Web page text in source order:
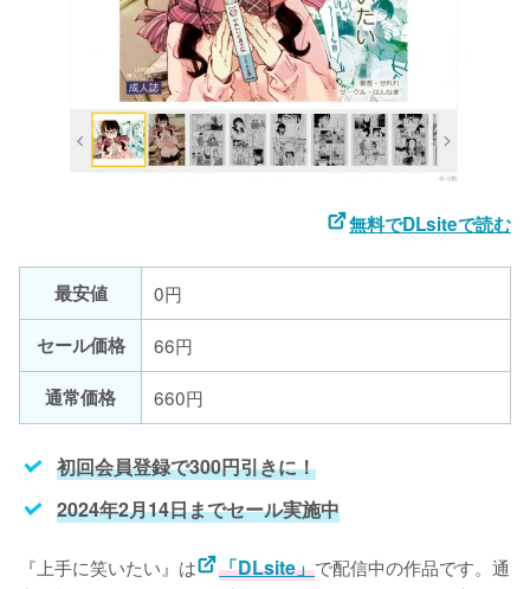
無料でDLsiteで読む
最安値
0円
セール価格
66円
通常価格
660円
初回会員登録で300円引きに！
2024年2月14日までセール実施中
『上手に笑いたい』は 「DLsite」で配信中の作品です。通